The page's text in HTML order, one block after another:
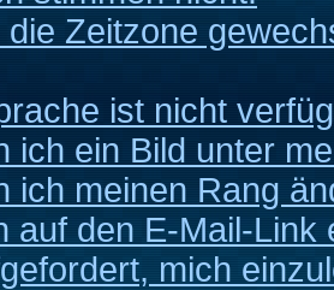
die Zeitzone
ist nicht
ich ein Bild unter
ich meinen Rang
auf den E-Mail-
mich